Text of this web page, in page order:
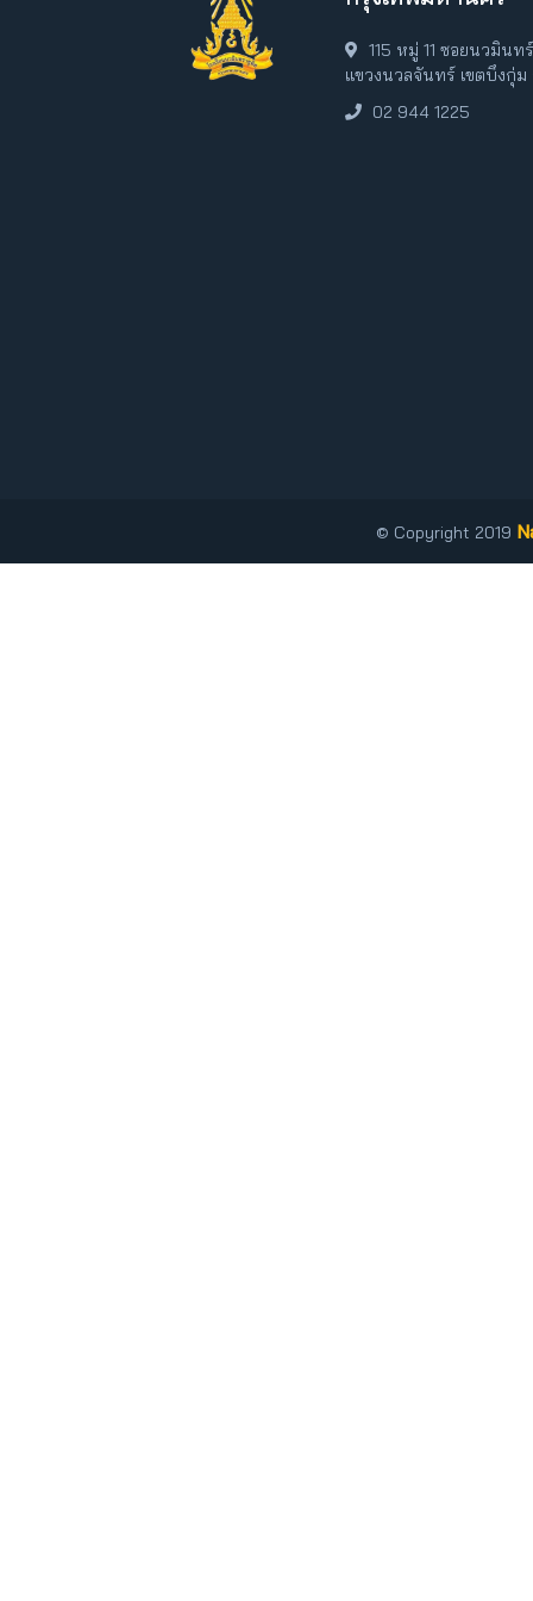
115 หมู่ 11 ซอยนวมิน
แขวงนวลจันทร์ เขตบึงกุ่
02 944 1225
© Copyright 2019